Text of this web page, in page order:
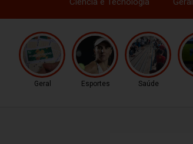
Geral Esportes Saúde